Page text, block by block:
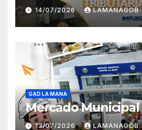
14/07/2026 LAMANAGOB
GAD LA MANA
Mercado Municipal
13/07/2026 LAMANAGOB